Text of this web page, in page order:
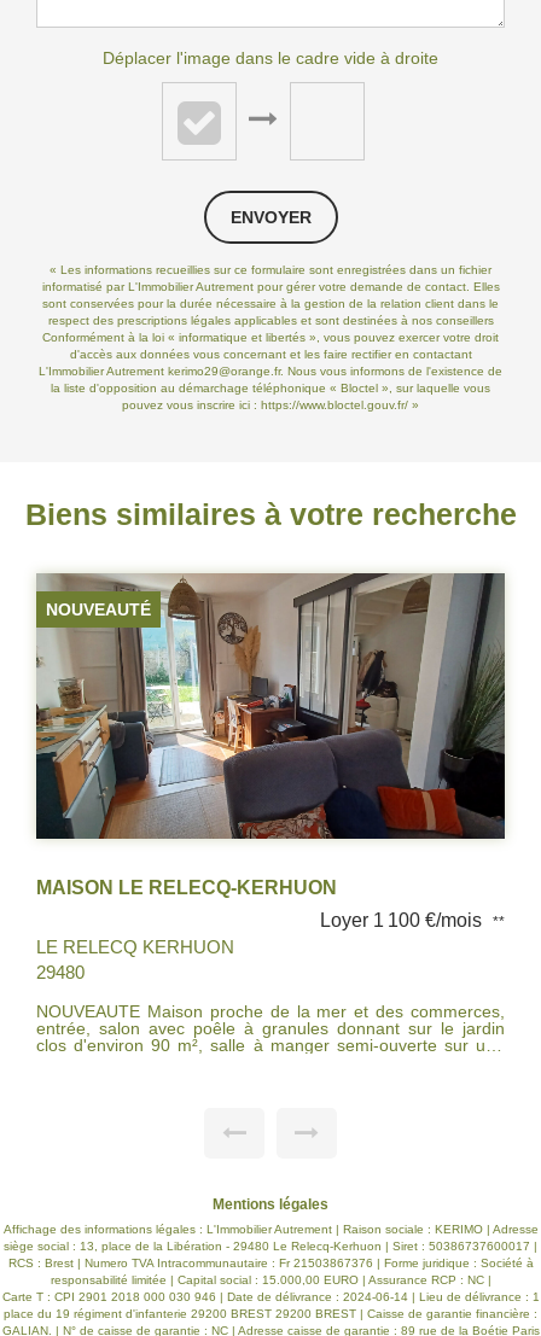
Déplacer l'image dans le cadre vide à droite
ENVOYER
« Les informations recueillies sur ce formulaire sont enregistrées dans un fichier
informatisé par L'Immobilier Autrement pour gérer votre demande de contact. Elles
sont conservées pour la durée nécessaire à la gestion de la relation client dans le
respect des prescriptions légales applicables et sont destinées à nos conseillers
Conformément à la loi « informatique et libertés », vous pouvez exercer votre droit
d'accès aux données vous concernant et les faire rectifier en contactant
L'Immobilier Autrement kerimo29@orange.fr. Nous vous informons de l'existence de
la liste d'opposition au démarchage téléphonique « Bloctel », sur laquelle vous
pouvez vous inscrire ici : https://www.bloctel.gouv.fr/ »
Biens similaires à votre recherche
LOUE PAR L'AGENCE
MAISON MEUBLEE T2 LE RELECQ-KERHUON
Loyer 570 €/mois
**
LE RELECQ KERHUON
29480
A DECOUVRIR sur le Relecq-Kerhuon, maison meublée
composée d'un salon-séjour, cuisine aménagée et équipée,
une salle de bains avec wc. A l'étage, une chambre et un
Mentions légales
Affichage des informations légales : L'Immobilier Autrement | Raison sociale : KERIMO | Adresse
siège social : 13, place de la Libération - 29480 Le Relecq-Kerhuon | Siret : 50386737600017 |
RCS : Brest | Numero TVA Intracommunautaire : Fr 21503867376 | Forme juridique : Société à
responsabilité limitée | Capital social : 15.000,00 EURO | Assurance RCP : NC |
Carte T : CPI 2901 2018 000 030 946 | Date de délivrance : 2024-06-14 | Lieu de délivrance : 1
place du 19 régiment d'infanterie 29200 BREST 29200 BREST | Caisse de garantie financière :
GALIAN. | N° de caisse de garantie : NC | Adresse caisse de garantie : 89 rue de la Boétie Paris